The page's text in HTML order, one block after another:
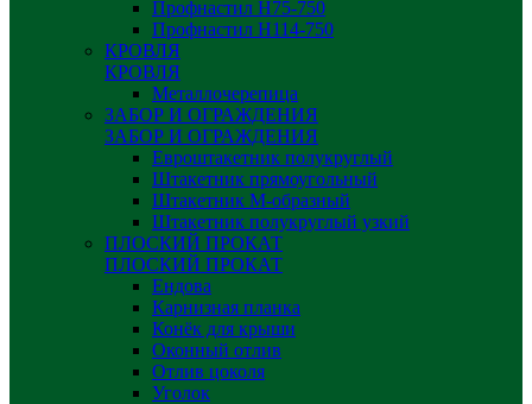
Профнастил Н75-750
Профнастил Н114-750
КРОВЛЯ
КРОВЛЯ
Металлочерепица
ЗАБОР И ОГРАЖДЕНИЯ
ЗАБОР И ОГРАЖДЕНИЯ
Евроштакетник полукруглый
Штакетник прямоугольный
Штакетник М-образный
Штакетник полукруглый узкий
ПЛОСКИЙ ПРОКАТ
ПЛОСКИЙ ПРОКАТ
Ендова
Карнизная планка
Конёк для крыши
Оконный отлив
Отлив цоколя
Уголок